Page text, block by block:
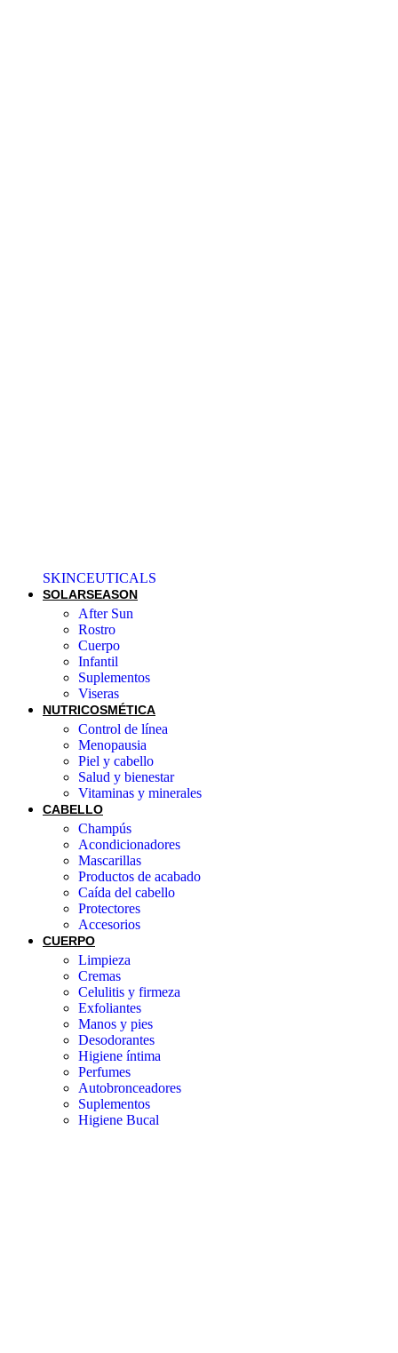
SKINCEUTICALS
SOLARSEASON
After Sun
Rostro
Cuerpo
Infantil
Suplementos
Viseras
NUTRICOSMÉTICA
Control de línea
Menopausia
Piel y cabello
Salud y bienestar
Vitaminas y minerales
CABELLO
Champús
Acondicionadores
Mascarillas
Productos de acabado
Caída del cabello
Protectores
Accesorios
CUERPO
Limpieza
Cremas
Celulitis y firmeza
Exfoliantes
Manos y pies
Desodorantes
Higiene íntima
Perfumes
Autobronceadores
Suplementos
Higiene Bucal